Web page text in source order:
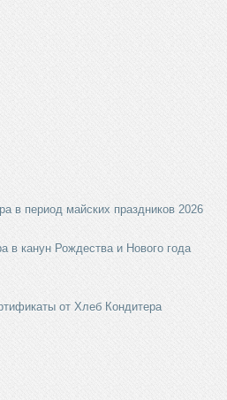
в период майских праздников 2026
в канун Рождества и Нового года
от Хлеб Кондитера